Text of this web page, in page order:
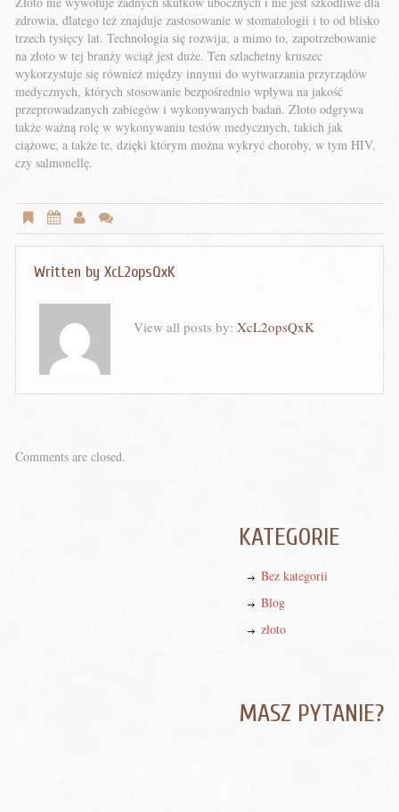
zdrowia, dlatego też znajduje zastosowanie w stomatologii i to od blisko
trzech tysięcy lat. Technologia się rozwija, a mimo to, zapotrzebowanie
na złoto w tej branży wciąż jest duże. Ten szlachetny kruszec
wykorzystuje się również między innymi do wytwarzania przyrządów
medycznych, których stosowanie bezpośrednio wpływa na jakość
przeprowadzanych zabiegów i wykonywanych badań. Złoto odgrywa
także ważną rolę w wykonywaniu testów medycznych, takich jak
ciążowe, a także te, dzięki którym można wykryć choroby, w tym HIV,
czy salmonellę.
Written by XcL2opsQxK
View all posts by: XcL2opsQxK
Comments are closed.
KATEGORIE
Bez kategorii
Blog
złoto
MASZ PYTANIE?